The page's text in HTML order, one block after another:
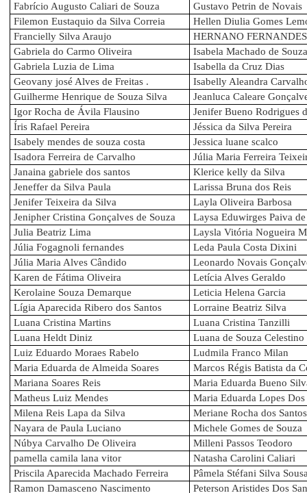
Fabrício Augusto Caliari de Souza
Gustavo Petrin de Novais
Filemon Eustaquio da Silva Correia
Hellen Diulia Gomes
Francielly Silva Araujo
HERNANO
Gabriela do Carmo Oliveira
Isabela Machado de Souza
Gabriela Luzia de Lima
Isabella da Cruz Dias
Geovany josé Alves de Freitas .
Isabelly Aleandra
Guilherme Henrique de Souza Silva
Jeanluca Caleare
Igor Rocha de Ávila Flausino
Jenifer Bueno Rodrigues
Íris Rafael Pereira
Jéssica da Silva Pereira
Isabely mendes de souza costa
Jessica luane scalco
Isadora Ferreira de Carvalho
Júlia Maria Ferreira
Janaina gabriele dos santos
Klerice kelly da Silva
Jeneffer da Silva Paula
Larissa Bruna dos Reis
Jenifer Teixeira da Silva
Layla Oliveira Barbosa
Jenipher Cristina Gonçalves de Souza
Laysa Eduwirges Paiva
Julia Beatriz Lima
Laysla Vitória Nogueira
Júlia Fogagnoli fernandes
Leda Paula Costa Dixini
Júlia Maria Alves Cândido
Leonardo Novais
Karen de Fátima Oliveira
Letícia Alves Geraldo
Kerolaine Souza Demarque
Leticia Helena Garcia
Lígia Aparecida Ribero dos Santos
Lorraine Beatriz Silva
Luana Cristina Martins
Luana Cristina Tanzilli
Luana Heldt Diniz
Luana de Souza Celestino
Luiz Eduardo Moraes Rabelo
Ludmila Franco Milan
Maria Eduarda de Almeida Soares
Marcos Régis Batista da
Mariana Soares Reis
Maria Eduarda Bueno
Matheus Luiz Mendes
Maria Eduarda Lopes Dos
Milena Reis Lapa da Silva
Meriane Rocha dos Santos
Nayara de Paula Luciano
Michele Gomes de Souza
Núbya Carvalho De Oliveira
Milleni Passos Teodoro
pamella camila lana vitor
Natasha Carolini Caliari
Priscila Aparecida Machado Ferreira
Pâmela Stéfani Silva
Ramon Damasceno Nascimento
Peterson Aristides Dos